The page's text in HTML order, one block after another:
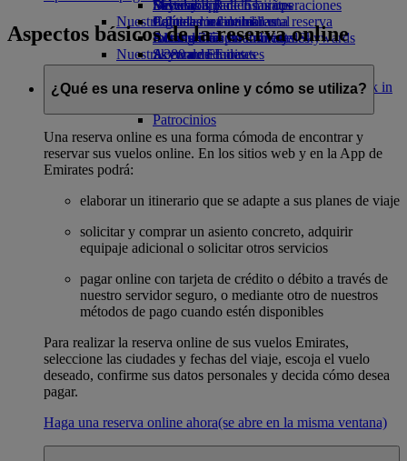
Bebidas
Nuestra flota
Boeing 777
A380 de Emirates
Emirates A350
Emirates Executive
Diversión para los niños
Juguetes infantiles
Actividades para niños
Sostenibilidad en las operaciones
Política medioambiental
Informes medioambientales
Nuestras comunidades
Fundación Emirates AirlineFundación
Emirates Airline Opens an external link in
Patrocinios
Skywards Rail
Calculadora de millas
Inicie sesión en Emirates Skywards
Skywards+
Móvil y app de Emirates
Cancelar o cambiar una reserva
Alteraciones en los viajes
Acerca de Emirates
Aspectos básicos de la reserva online
¿Qué es una reserva online y cómo se utiliza?
Una reserva online es una forma cómoda de encontrar y
reservar sus vuelos online. En los sitios web y en la App de
Emirates podrá:
elaborar un itinerario que se adapte a sus planes de viaje
solicitar y comprar un asiento concreto, adquirir
equipaje adicional o solicitar otros servicios
pagar online con tarjeta de crédito o débito a través de
nuestro servidor seguro, o mediante otro de nuestros
métodos de pago cuando estén disponibles
Para realizar la reserva online de sus vuelos Emirates,
seleccione las ciudades y fechas del viaje, escoja el vuelo
deseado, confirme sus datos personales y decida cómo desea
pagar.
Haga una reserva online ahora(se abre en la misma ventana)